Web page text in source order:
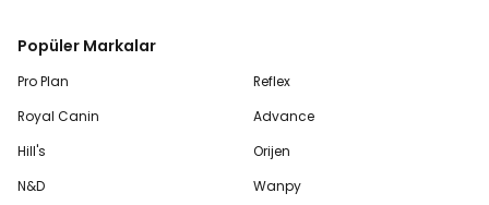
Popüler Markalar
Pro Plan
Royal Canin
Hill's
N&D
Reflex
Advance
Orijen
Wanpy